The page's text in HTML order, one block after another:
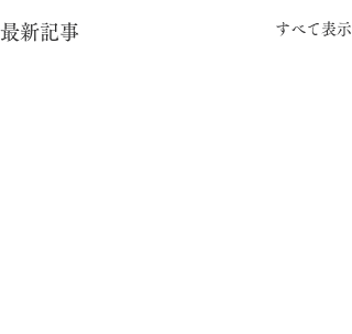
最新記事 すべて表示